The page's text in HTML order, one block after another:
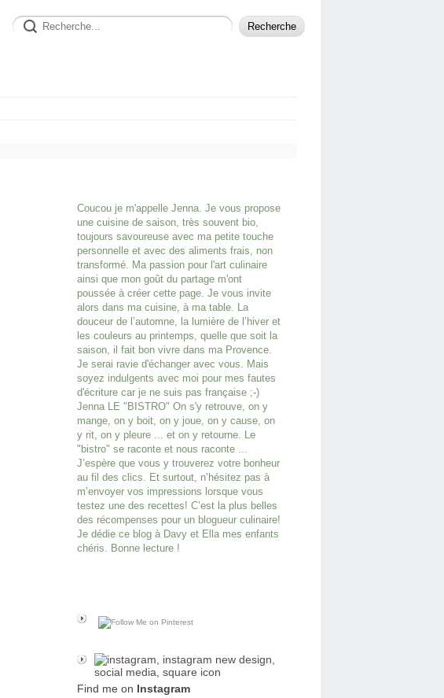
Coucou je m'appelle Jenna. Je vous propose
une cuisine de saison, très souvent bio,
toujours savoureuse avec ma petite touche
personnelle et avec des aliments frais, non
transformé. Ma passion pour l'art culinaire
ainsi que mon goût du partage m'ont
poussée à créer cette page. Je vous invite
alors dans ma cuisine, à ma table. La
douceur de l’automne, la lumière de l’hiver et
les couleurs au printemps, quelle que soit la
saison, il fait bon vivre dans ma Provence.
Je serai ravie d'échanger avec vous. Mais
soyez indulgents avec moi pour mes fautes
d'écriture car je ne suis pas française ;-)
Jenna LE "BISTRO" On s'y retrouve, on y
mange, on y boit, on y joue, on y cause, on
y rit, on y pleure ... et on y retourne. Le
"bistro" se raconte et nous raconte ...
J’espère que vous y trouverez votre bonheur
au fil des clics. Et surtout, n’hésitez pas à
m’envoyer vos impressions lorsque vous
testez une des recettes! C’est la plus belles
des récompenses pour un blogueur culinaire!
Je dédie ce blog à Davy et Ella mes enfants
chéris. Bonne lecture !
Find me on Instagram